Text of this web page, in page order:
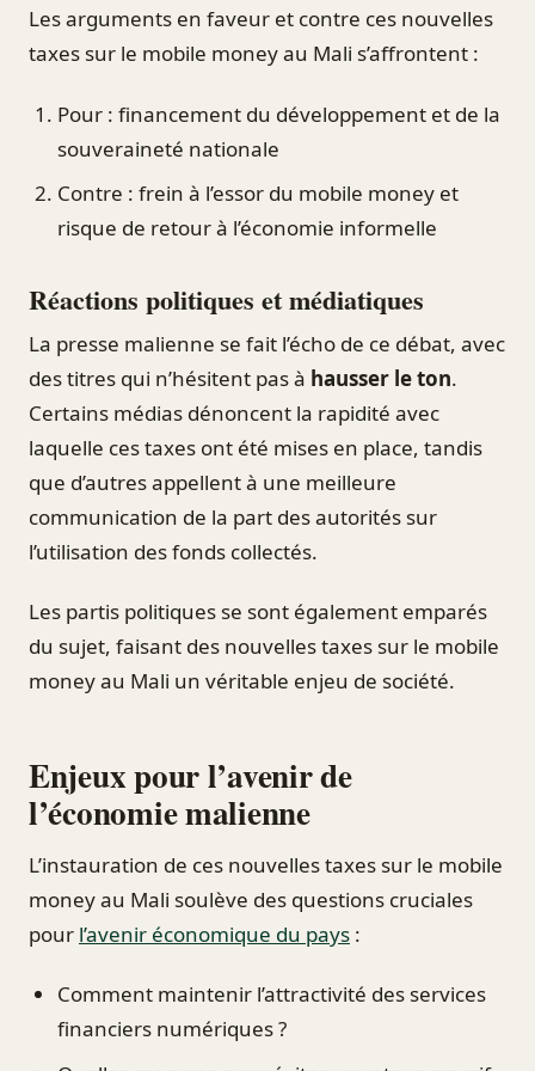
Les arguments en faveur et contre ces nouvelles
taxes sur le mobile money au Mali s’affrontent :
Pour : financement du développement et de la
souveraineté nationale
Contre : frein à l’essor du mobile money et
risque de retour à l’économie informelle
Réactions politiques et médiatiques
La presse malienne se fait l’écho de ce débat, avec
des titres qui n’hésitent pas à hausser le ton.
Certains médias dénoncent la rapidité avec
laquelle ces taxes ont été mises en place, tandis
que d’autres appellent à une meilleure
communication de la part des autorités sur
l’utilisation des fonds collectés.
Les partis politiques se sont également emparés
du sujet, faisant des nouvelles taxes sur le mobile
money au Mali un véritable enjeu de société.
Enjeux pour l’avenir de
l’économie malienne
L’instauration de ces nouvelles taxes sur le mobile
money au Mali soulève des questions cruciales
pour l’avenir économique du pays :
Comment maintenir l’attractivité des services
financiers numériques ?